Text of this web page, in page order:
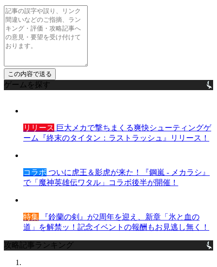
ゲームを探す
リリース 巨大メカで撃ちまくる爽快シューティングゲ
ーム『終末のタイタン：ラストラッシュ』リリース！
コラボ ついに虎王＆影虎が来た！『鋼嵐 - メカラシ』
で「魔神英雄伝ワタル」コラボ後半が開催！
特集 『鈴蘭の剣』が2周年を迎え、新章「氷と血の
道」を解禁ッ！記念イベントの報酬もお見逃し無く！
攻略記事ランキング